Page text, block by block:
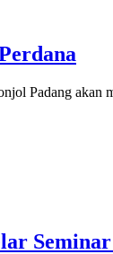
Padang akan